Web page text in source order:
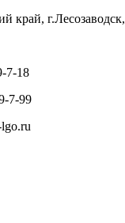
край, г.Лесозаводск,
7-18
7-99